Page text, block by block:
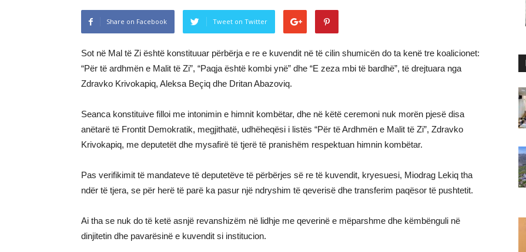
Share on Facebook Tweet on Twitter
Sot në Mal të Zi është konstituuar përbërja e re e kuvendit në të cilin shumicën do ta kenë tre koalicionet:
“Për të ardhmën e Malit të Zi”, “Paqja është kombi ynë” dhe “E zeza mbi të bardhë”, të drejtuara nga
Zdravko Krivokapiq, Aleksa Beçiq dhe Dritan Abazoviq.
Seanca konstituive filloi me intonimin e himnit kombëtar, dhe në këtë ceremoni nuk morën pjesë disa
anëtarë të Frontit Demokratik, megjithatë, udhëheqësi i listës “Për të Ardhmën e Malit të Zi”, Zdravko
Krivokapiq, me deputetët dhe mysafirë të tjerë të pranishëm respektuan himnin kombëtar.
Pas verifikimit të mandateve të deputetëve të përbërjes së re të kuvendit, kryesuesi, Miodrag Lekiq tha
ndër të tjera, se për herë të parë ka pasur një ndryshim të qeverisë dhe transferim paqësor të pushtetit.
Ai tha se nuk do të ketë asnjë revanshizëm në lidhje me qeverinë e mëparshme dhe këmbënguli në
dinjitetin dhe pavarësinë e kuvendit si institucion.